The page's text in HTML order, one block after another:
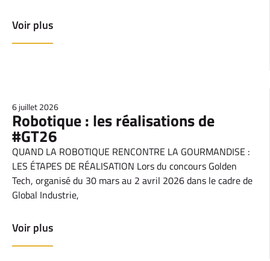
Voir plus
6 juillet 2026
Robotique : les réalisations de
#GT26
QUAND LA ROBOTIQUE RENCONTRE LA GOURMANDISE :
LES ÉTAPES DE RÉALISATION Lors du concours Golden
Tech, organisé du 30 mars au 2 avril 2026 dans le cadre de
Global Industrie,
Voir plus